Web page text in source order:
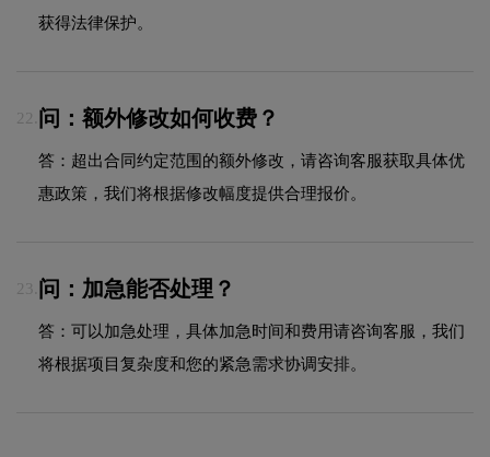
获得法律保护。
22. 问：额外修改如何收费？
答：超出合同约定范围的额外修改，请咨询客服获取具体优
惠政策，我们将根据修改幅度提供合理报价。
23. 问：加急能否处理？
答：可以加急处理，具体加急时间和费用请咨询客服，我们
将根据项目复杂度和您的紧急需求协调安排。